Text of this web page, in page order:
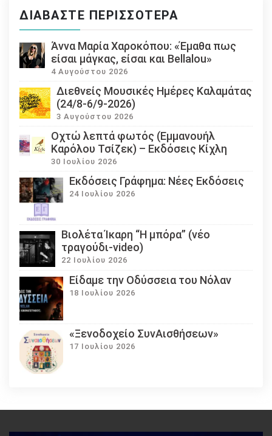
ΔΙΑΒΆΣΤΕ ΠΕΡΙΣΣΌΤΕΡΑ
Άννα Μαρία Χαροκόπου: «Έμαθα πως
είσαι μάγκας, είσαι και Bellalou»
4 Αυγούστου 2026
Διεθνείς Μουσικές Ημέρες Καλαμάτας
(24/8-6/9-2026)
3 Αυγούστου 2026
Οχτώ λεπτά φωτός (Εμμανουήλ
Καρόλου Τσίζεκ) – Εκδόσεις Κίχλη
30 Ιουλίου 2026
Εκδόσεις Γράφημα: Νέες Εκδόσεις
24 Ιουλίου 2026
Βιολέτα Ίκαρη “Η μπόρα” (νέο
τραγούδι-video)
22 Ιουλίου 2026
Eίδαμε την Οδύσσεια του Νόλαν
18 Ιουλίου 2026
«Ξενοδοχείο ΣυνΑισθήσεων»
17 Ιουλίου 2026